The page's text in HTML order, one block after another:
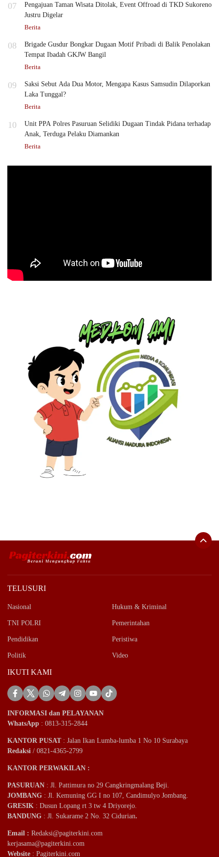
07
Pengajuan Taman Wisata Ditolak, Event Offroad di TKD Sukoreno
Justru Digelar
Berita
08
Brigade Gusdur Bongkar Dugaan Motif Pribadi di Balik Penolakan
Tempat Ibadah GKJW Bangil
Berita
09
Saksi Sebut Ada Dua Motor, Mengapa Kasus Samsudin Dilaporkan
Laka Tunggal?
Berita
10
Unit PPA Polres Pasuruan Selidiki Dugaan Tindak Pidana terhadap
Anak, Terduga Pelaku Diamankan
Berita
TELUSURI
Nasional Hukum & Kriminal
TNI POLRI Pemerintahan
Pendidikan Peristiwa
Politik Video
IKUTI KAMI
INFORMASI dan PELAYANAN
WhatsApp : 0813-315-2844
KANTOR PUSAT: Jalan Ikan Lumba-lumba 1 No 10 Surabaya
Redaksi / 0821-4365-2799
KANTOR PERWAKILAN :
PASURUAN : Jl. Pattimura no 29 Cangkringmalang Beji.
JOMBANG : Jl. Kemuning GG I no 107, Candimulyo Jombang.
GRESIK : Dusun Lopang rt 3 tw 4 Driyorejo.
BANDUNG : Jl. Sukarame 2 No. 32 Cidurian.
Email : Redaksi@pagiterkini.com
kerjasama@pagiterkini.com
Website : Pagiterkini.com